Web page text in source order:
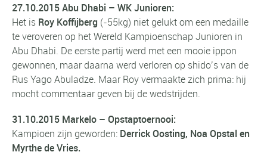
27.10.2015 Abu Dhabi – WK Junioren:
Het is Roy Koffijberg (-55kg) niet gelukt om een medaille
te veroveren op het Wereld Kampioenschap Junioren in
Abu Dhabi. De eerste partij werd met een mooie ippon
gewonnen, maar daarna werd verloren op shido’s van de
Rus Yago Abuladze. Maar Roy vermaakte zich prima: hij
mocht commentaar geven bij de wedstrijden.
31.10.2015 Markelo – Opstaptoernooi:
Kampioen zijn geworden: Derrick Oosting, Noa Opstal en
Myrthe de Vries.